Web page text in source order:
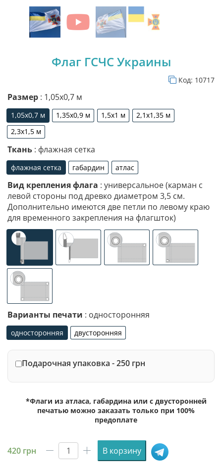
Флаг ГСЧС Украины
Код: 10717
Размер : 1,05х0,7 м
1,05х0,7 м
1,05х0,7 м
1,35х0,9 м
1,35х0,9 м
1,5х1 м
1,5х1 м
2,1х1,35 м
2,1х1,35 м
2,3х1,5 м
2,3х1,5 м
Ткань : флажная сетка
флажная сетка
флажная сетка
габардин
габардин
атлас
атлас
Вид крепления флага : универсальное (карман с
левой стороны под древко диаметром 3,5 см.
Дополнительно имеются две петли по левому краю
для временного закрепления на флагшток)
Варианты печати : односторонняя
односторонняя
односторонняя
двусторонняя
двусторонняя
Подарочная упаковка - 250 грн
*Флаги из атласа, габардина или с двусторонней
печатью можно заказать только при 100%
предоплате
420 грн
КоличествоВ корзину